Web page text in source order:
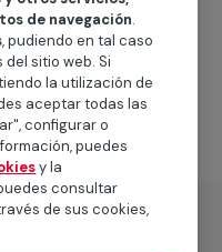
para elservicio
, como por ejemplo el
las
de obra que hará
de navegación.
, pudiendo en tal caso
sitio web. Si
la utilización de
aceptar todas las
configurar o
puedes
y la
consultar
de sus cookies,